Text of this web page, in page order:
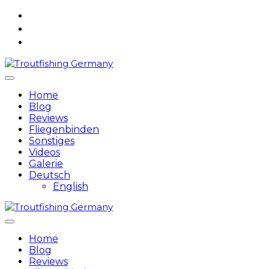
Skip
Home
Blog
Reviews
Fliegenbinden
Sonstiges
Videos
Galerie
Deutsch
English
Home
Blog
Reviews